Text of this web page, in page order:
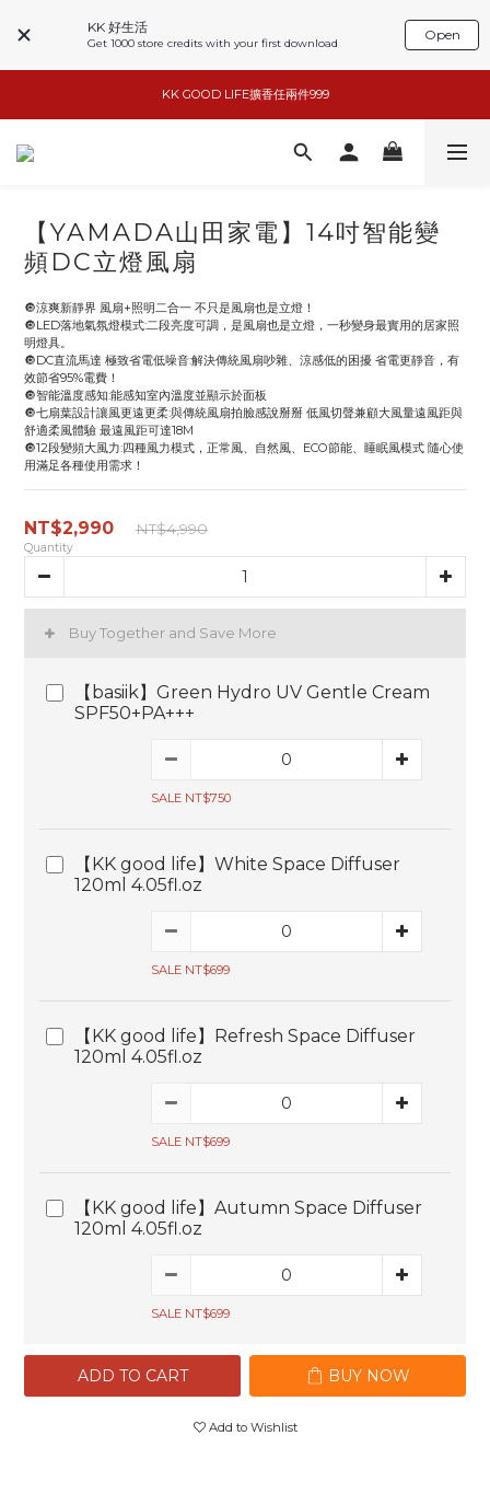
KK 好生活
Get 1000 store credits with your first download
Open
basiik1件9折/2件88折
basiik1件9折/2件88折
basiik1件9折/2件88折
【YAMADA山田家電】14吋智能變
頻DC立燈風扇
🔘涼爽新靜界 風扇+照明二合一 不只是風扇也是立燈！
🔘LED落地氣氛燈模式:二段亮度可調，是風扇也是立燈，一秒變身最實用的居家照
明燈具。
🔘DC直流馬達 極致省電低噪音:解決傳統風扇吵雜、涼感低的困擾 省電更靜音，有
效節省95%電費！
🔘智能溫度感知:能感知室內溫度並顯示於面板
🔘七扇葉設計讓風更遠更柔:與傳統風扇拍臉感說掰掰 低風切聲兼顧大風量遠風距與
舒適柔風體驗 最遠風距可達18M
🔘12段變頻大風力:四種風力模式，正常風、自然風、ECO節能、睡眠風模式 隨心使
用滿足各種使用需求！
NT$2,990 NT$4,990
Quantity
Buy Together and Save More
【basiik】Green Hydro UV Gentle Cream
SPF50+PA+++
SALE NT$750
【KK good life】White Space Diffuser
120ml 4.05fl.oz
SALE NT$699
【KK good life】Refresh Space Diffuser
120ml 4.05fl.oz
SALE NT$699
【KK good life】Autumn Space Diffuser
120ml 4.05fl.oz
SALE NT$699
ADD TO CART BUY NOW
Add to Wishlist